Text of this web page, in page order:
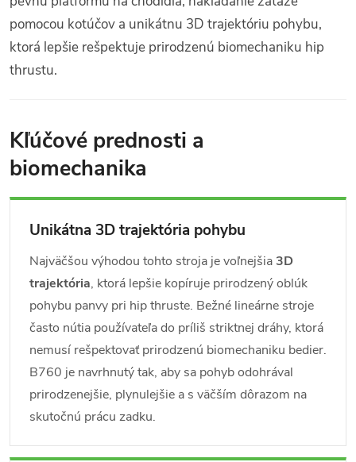
pomocou kotúčov a unikátnu 3D trajektóriu pohybu,
ktorá lepšie rešpektuje prirodzenú biomechaniku hip
thrustu.
Kľúčové prednosti a
biomechanika
Unikátna 3D trajektória pohybu
Najväčšou výhodou tohto stroja je voľnejšia3D
trajektória, ktorá lepšie kopíruje prirodzený oblúk
pohybu panvy pri hip thruste. Bežné lineárne stroje
často nútia používateľa do príliš striktnej dráhy, ktorá
nemusí rešpektovať prirodzenú biomechaniku bedier.
B760 je navrhnutý tak, aby sa pohyb odohrával
prirodzenejšie, plynulejšie a s väčším dôrazom na
skutočnú prácu zadku.